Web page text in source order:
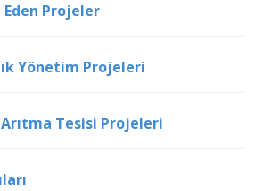
Eden Projeler
Yönetim Projeleri
Tesisi Projeleri